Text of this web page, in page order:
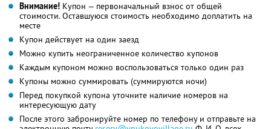
Внимание! Купон — первоначальный взнос от общей
стоимости. Оставшуюся стоимость необходимо доплатить на
месте
Купон действует на один заезд
Можно купить неограниченное количество купонов
Каждым купоном можно воспользоваться только один раз
Купоны можно суммировать (суммируются ночи)
Перед покупкой купона уточните наличие номеров на
интересующую дату
После этого забронируйте номер по телефону и отправьте на